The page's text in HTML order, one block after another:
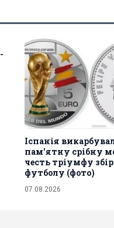
Іспанія
пам'ятну срібну
честь тріумфу
футболу (фото)
07.08.2026